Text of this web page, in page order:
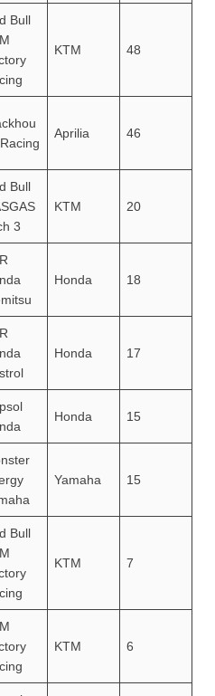
Bull
KTM 48
Aprilia 46
Bull
3
KTM 20
Honda 18
Honda 17
Honda 15
Yamaha 15
Bull
KTM 7
KTM 6